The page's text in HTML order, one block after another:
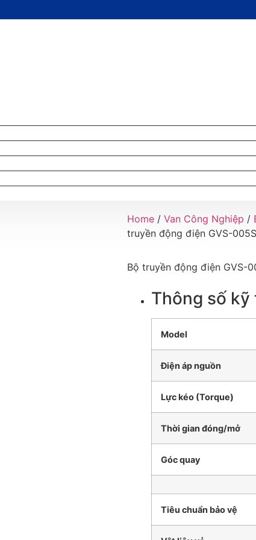
Home / Van Công Nghiệp /
truyền động điện GVS-
Bộ truyền động điện GVS-
Thông số
Model
Điện áp nguồn
Lực kéo (Torque)
Thời gian đóng/mở
Góc quay
Tiêu chuẩn bảo vệ